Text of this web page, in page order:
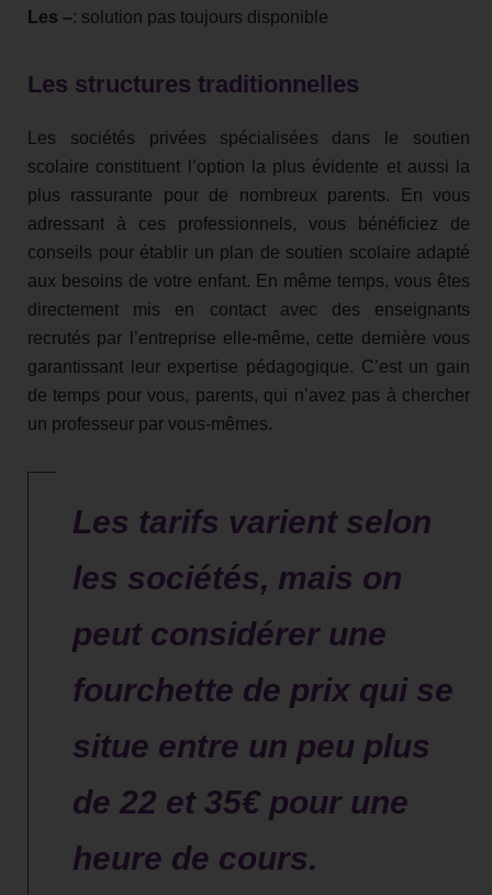
Les –: solution pas toujours disponible
Les structures traditionnelles
Les sociétés privées spécialisées dans le soutien
scolaire constituent l’option la plus évidente et aussi la
plus rassurante pour de nombreux parents. En vous
adressant à ces professionnels, vous bénéficiez de
conseils pour établir un plan de soutien scolaire adapté
aux besoins de votre enfant. En même temps, vous êtes
directement mis en contact avec des enseignants
recrutés par l’entreprise elle-même, cette dernière vous
garantissant leur expertise pédagogique. C’est un gain
de temps pour vous, parents, qui n’avez pas à chercher
un professeur par vous-mêmes.
Les tarifs varient selon
les sociétés, mais on
peut considérer une
fourchette de prix qui se
situe entre un peu plus
de 22 et 35€ pour une
heure de cours.